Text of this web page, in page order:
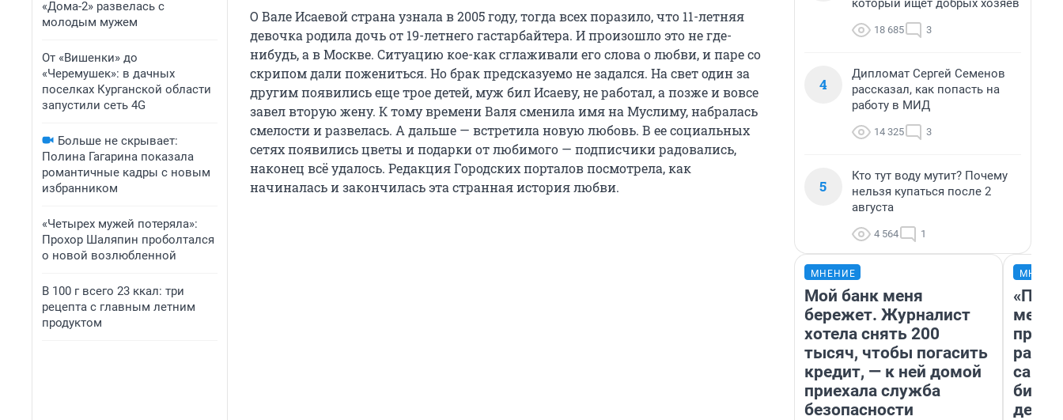
«Дома-2» развелась с
молодым мужем
От «Вишенки» до
«Черемушек»: в дачных
поселках Курганской области
запустили сеть 4G
Больше не скрывает:
Полина Гагарина показала
романтичные кадры с новым
избранником
«Четырех мужей потеряла»:
Прохор Шаляпин проболтался
о новой возлюбленной
В 100 г всего 23 ккал: три
рецепта с главным летним
продуктом
О Вале Исаевой страна узнала в 2005 году, тогда всех поразило, что 11-летняя
девочка родила дочь от 19-летнего гастарбайтера. И произошло это не где-
нибудь, а в Москве. Ситуацию кое-как сглаживали его слова о любви, и паре со
скрипом дали пожениться. Но брак предсказуемо не задался. На свет один за
другим появились еще трое детей, муж бил Исаеву, не работал, а позже и вовсе
завел вторую жену. К тому времени Валя сменила имя на Муслиму, набралась
смелости и развелась. А дальше — встретила новую любовь. В ее социальных
сетях появились цветы и подарки от любимого — подписчики радовались,
наконец всё удалось. Редакция Городских порталов посмотрела, как
начиналась и закончилась эта странная история любви.
который ищет добрых хозяев
18 685 3
4
Дипломат Сергей Семенов
рассказал, как попасть на
работу в МИД
14 325 3
5
Кто тут воду мутит? Почему
нельзя купаться после 2
августа
4 564 1
МНЕНИЕ
Мой банк меня
бережет. Журналист
хотела снять 200
тысяч, чтобы погасить
кредит, — к ней домой
приехала служба
безопасности